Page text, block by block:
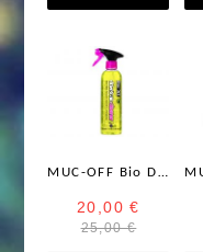
MUC-OFF Bio Drivetrain Cleaner 500ml
20,00 €
25,00 €